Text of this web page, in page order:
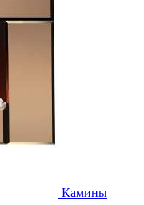
Камины